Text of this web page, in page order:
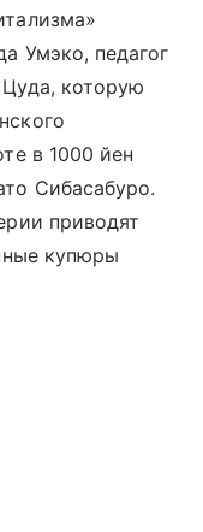
Умэко, педагог
Цуда, которую
в 1000 йен
Сибасабуро.
приводят
купюры